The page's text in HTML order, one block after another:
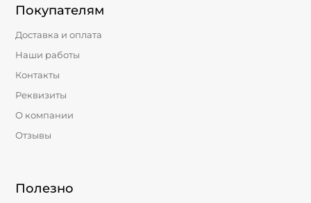
Покупателям
Доставка и оплата
Наши работы
Контакты
Реквизиты
О компании
Отзывы
Полезно